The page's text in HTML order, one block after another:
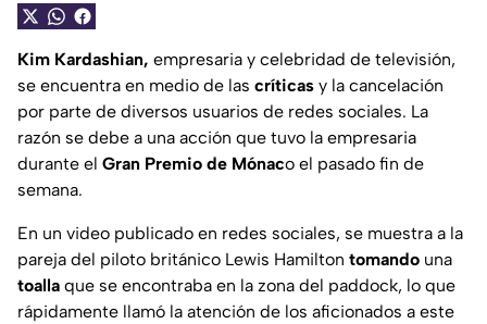
Kim Kardashian, empresaria y celebridad de televisión,
se encuentra en medio de las críticas y la cancelación
por parte de diversos usuarios de redes sociales. La
razón se debe a una acción que tuvo la empresaria
durante el Gran Premio de Mónaco el pasado fin de
semana.
En un video publicado en redes sociales, se muestra a la
pareja del piloto británico Lewis Hamilton tomando una
toalla que se encontraba en la zona del paddock, lo que
rápidamente llamó la atención de los aficionados a este